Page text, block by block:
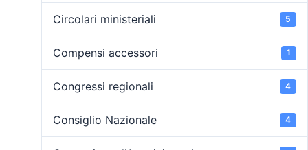
Circolari ministeriali 5
Compensi accessori 1
Congressi regionali 4
Consiglio Nazionale 4